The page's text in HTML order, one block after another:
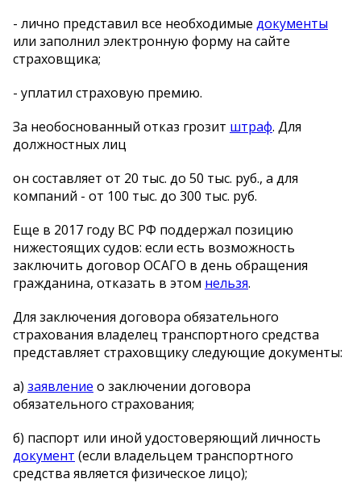
- лично представил все необходимые документы
или заполнил электронную форму на сайте
страховщика;
- уплатил страховую премию.
За необоснованный отказ грозит штраф. Для
должностных лиц
он составляет от 20 тыс. до 50 тыс. руб., а для
компаний - от 100 тыс. до 300 тыс. руб.
Еще в 2017 году ВС РФ поддержал позицию
нижестоящих судов: если есть возможность
заключить договор ОСАГО в день обращения
гражданина, отказать в этом нельзя.
Для заключения договора обязательного
страхования владелец транспортного средства
представляет страховщику следующие документы:
а) заявление о заключении договора
обязательного страхования;
б) паспорт или иной удостоверяющий личность
документ (если владельцем транспортного
средства является физическое лицо);